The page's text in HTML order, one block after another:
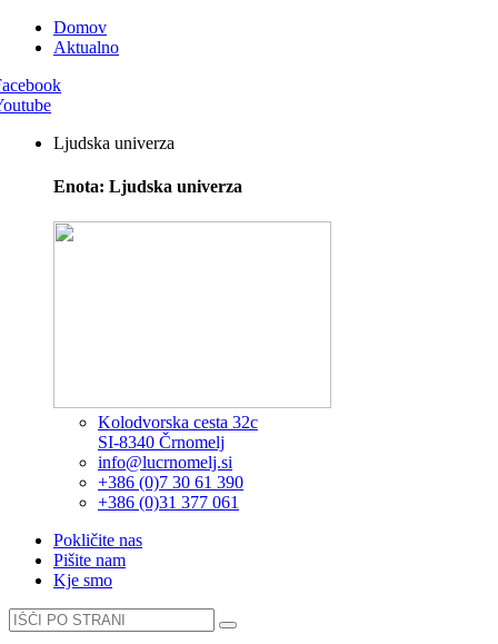
Domov
Aktualno
Ljudska univerza
Enota: Ljudska univerza
Kolodvorska cesta 32c
SI-8340 Črnomelj
info@lucrnomelj.si
+386 (0)7 30 61 390
+386 (0)31 377 061
Pokličite nas
Pišite nam
Kje smo